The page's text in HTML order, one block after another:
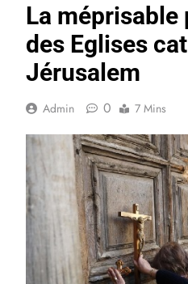
La
des Eglises
Jérusalem
Admin 0 7 Mins